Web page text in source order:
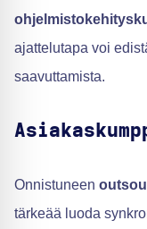
ajattelutapa voi
saavuttamista.
Onnistuneen
tärkeää luoda